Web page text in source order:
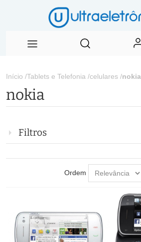
Início /Tablets e Telefonia /celulares /nokia
nokia
Filtros
Ordem